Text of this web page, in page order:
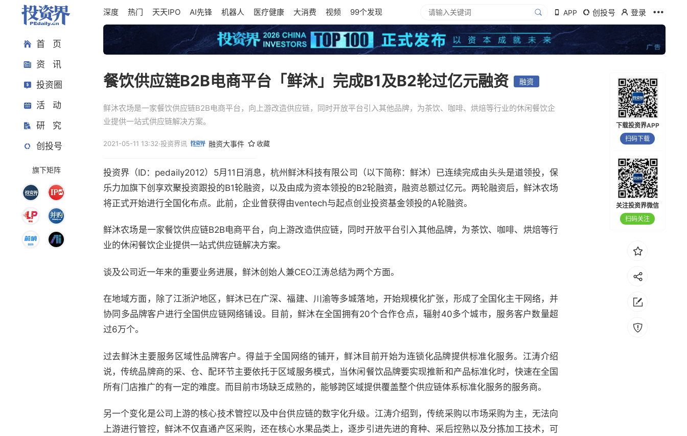
首 页
资 讯
投资圈
活 动
研 究
创投号
旗下矩阵
深度 热门 天天IPO AI先锋 机器人 医疗健康 大消费 视频 99个发现 APP 创投号 登录
餐饮供应链B2B电商平台「鲜沐」完成B1及B2轮过亿元融资 融资
鲜沐农场是一家餐饮供应链B2B电商平台，向上游改造供应链，同时开放平台引入其他品牌，为茶饮、咖啡、烘焙等行业的休闲餐饮企
业提供一站式供应链解决方案。
2021-05-11 13:32·投资界讯 融资大事件 收藏
投资界（ID：pedaily2012）5月11日消息，杭州鲜沐科技有限公司（以下简称：鲜沐）已连续完成由头头是道领投，保
乐力加旗下创享欢聚投资跟投的B1轮融资，以及由成为资本领投的B2轮融资，融资总额过亿元。两轮融资后，鲜沐农场
将正式开始进行全国化布点。此前，企业曾获得由ventech与起点创业投资基金领投的A轮融资。
鲜沐农场是一家餐饮供应链B2B电商平台，向上游改造供应链，同时开放平台引入其他品牌，为茶饮、咖啡、烘焙等行
业的休闲餐饮企业提供一站式供应链解决方案。
谈及公司近一年来的重要业务进展，鲜沐创始人兼CEO江涛总结为两个方面。
在地域方面，除了江浙沪地区，鲜沐已在广深、福建、川渝等多城落地，开始规模化扩张，形成了全国化主干网络，并
协同多品牌客户进行全国供应链网络铺设。目前，鲜沐在全国拥有20个合作仓点，辐射40多个城市，服务客户数量超
过6万个。
过去鲜沐主要服务区域性品牌客户。得益于全国网络的铺开，鲜沐目前开始为连锁化品牌提供标准化服务。江涛介绍
说，传统品牌商的采、仓、配环节主要依托于区域服务模式，当休闲餐饮品牌要实现推新和产品标准化时，快速在全国
所有门店推广的有一定的难度。而目前市场缺乏成熟的，能够跨区域提供覆盖整个供应链体系标准化服务的服务商。
另一个变化是公司上游的核心技术管控以及中台供应链的数字化升级。江涛介绍到，传统采购以市场采购为主，无法向
上游进行管控，鲜沐不仅直通产区采购，还在核心水果品类上，逐步引进先进的育种、采后控熟以及分拣加工技术，可
下载投资界APP
扫码下载
关注投资界微信
扫码关注